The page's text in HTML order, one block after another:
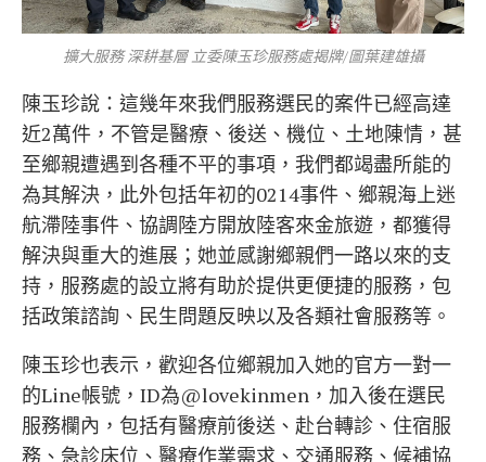
擴大服務 深耕基層 立委陳玉珍服務處揭牌/圖葉建雄攝
陳玉珍說：這幾年來我們服務選民的案件已經高達
近2萬件，不管是醫療、後送、機位、土地陳情，甚
至鄉親遭遇到各種不平的事項，我們都竭盡所能的
為其解決，此外包括年初的0214事件、鄉親海上迷
航滯陸事件、協調陸方開放陸客來金旅遊，都獲得
解決與重大的進展；她並感謝鄉親們一路以來的支
持，服務處的設立將有助於提供更便捷的服務，包
括政策諮詢、民生問題反映以及各類社會服務等。
陳玉珍也表示，歡迎各位鄉親加入她的官方一對一
的Line帳號，ID為@lovekinmen，加入後在選民
服務欄內，包括有醫療前後送、赴台轉診、住宿服
務、急診床位、醫療作業需求、交通服務、候補協